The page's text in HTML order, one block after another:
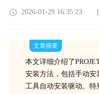
2026-01-29 16:35:23
文章摘要
本文详细介绍了
安装方法，包括手动安
工具自动安装驱动。特